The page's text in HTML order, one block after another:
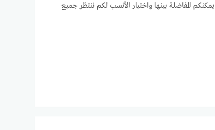
المفاضلة بينها واختيار الأنسب لكم ننتظر جميع